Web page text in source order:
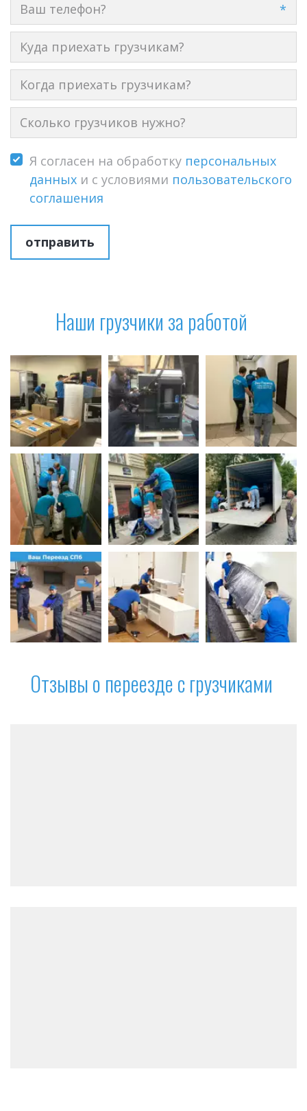
*
Я согласен на обработку персональных
данных и с условиями пользовательского
соглашения
отправить
Наши грузчики за работой
Отзывы о переезде с грузчиками